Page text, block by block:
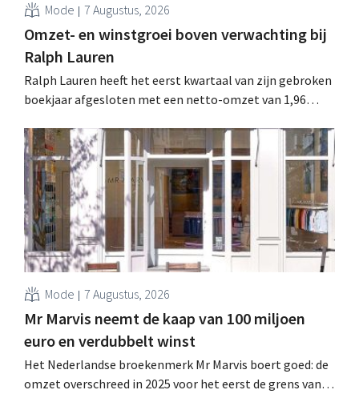
Mode 7 Augustus, 2026
Omzet- en winstgroei boven verwachting bij
Ralph Lauren
Ralph Lauren heeft het eerst kwartaal van zijn gebroken
boekjaar afgesloten met een netto-omzet van 1,96
is dan een jaar eerder. Na die beter dan verwachte start
verhoogt het bedrijf ook zijn vooruitzichten voor het
volledige boekjaar.
Mode 7 Augustus, 2026
Mr Marvis neemt de kaap van 100 miljoen
euro en verdubbelt winst
Het Nederlandse broekenmerk Mr Marvis boert goed: de
omzet overschreed in 2025 voor het eerst de grens van